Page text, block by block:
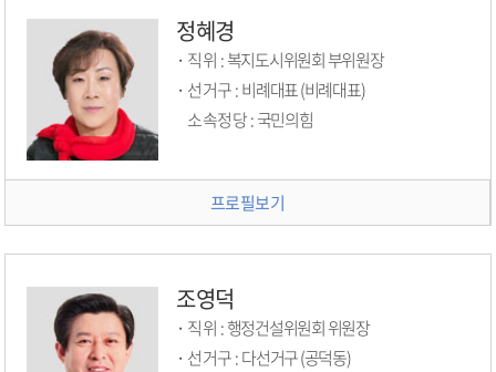
정혜경
직위 :복지도시위원회 부위원장
선거구 :
비례대표 (비례대표)
소속정당 :국민의힘
프로필보기
조영덕
직위 :행정건설위원회 위원장
선거구 :
다선거구 (공덕동)